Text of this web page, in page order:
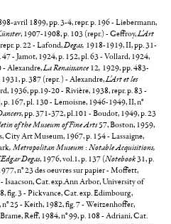
avril 1899, pp. 3-4, repr. p. 196 - Liebermann,
, 1907-1908, p. 103 (repr.) - Geffroy,L'Art
p. 22 - Lafond,Degas, 1918-1919, II, pp. 31-
47 - Jamot, 1924, p. 152, pl. 63 - Vollard, 1924,
- Alexandre,La Renaissance 12, 1929, pp. 483-
p. 387 (repr. ) - Alexandre,L'Art et les
1936, pp.19-20 - Rivière, 1938, repr. p. 83 -
167, pl. 130 - Lemoisne, 1946-1949, II, n°
, pp. 371-372, pl.101 - Boudot, 1949, p. 23
of the Museum of Fine Arts57, Boston, 1959,
City Art Museum, 1967, p. 154 - Lassaigne,
, Metropolitan Museum : Notable Acquisitions,
Degas, 1976, vol.1, p. 137 (Notebook31, p.
n° 23 des oeuvres sur papier - Moffett,
Isaacson, Cat. exp.Ann Arbor, University of
fig. 3 - Pickvance, Cat. exp. Edimbourg,
25 - Keith, 1982, fig. 7 - Weitzenhoffer,
Reff, 1984, n° 99, p. 108 - Adriani, Cat.